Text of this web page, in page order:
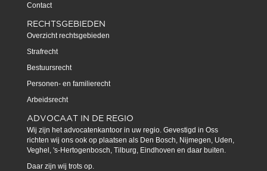
Contact
RECHTSGEBIEDEN
Overzicht rechtsgebieden
Strafrecht
Bestuursrecht
Personen- en familierecht
Arbeidsrecht
ADVOCAAT IN DE REGIO
Wij zijn het advocatenkantoor in uw regio. Gevestigd in Oss
richten wij ons ook op plaatsen als Den Bosch, Nijmegen, Uden,
Veghel, 's-Hertogenbosch, Tilburg, Eindhoven en daar buiten.
Daar zijn wij trots op.